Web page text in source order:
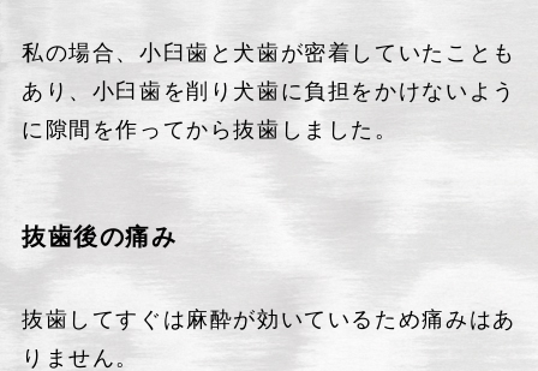
私の場合、小臼歯と犬歯が密着していたことも
あり、小臼歯を削り犬歯に負担をかけないよう
に隙間を作ってから抜歯しました。
抜歯後の痛み
抜歯してすぐは麻酔が効いているため痛みはあ
りません。